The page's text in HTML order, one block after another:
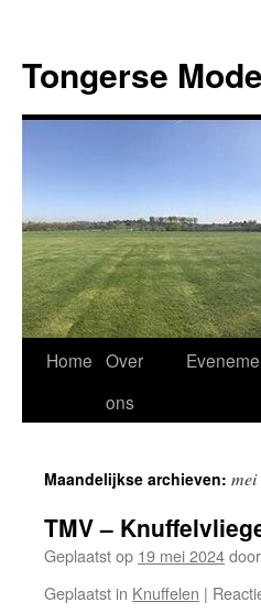
de
inhoud
Tongerse
Home Over
ons
Maandelijkse archieven: mei
TMV –
Geplaatst op 19 mei 2024door
Geplaatst in Knuffelen |